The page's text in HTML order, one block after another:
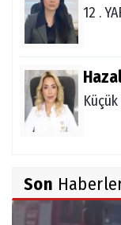
12 .
KİBİR!
Son